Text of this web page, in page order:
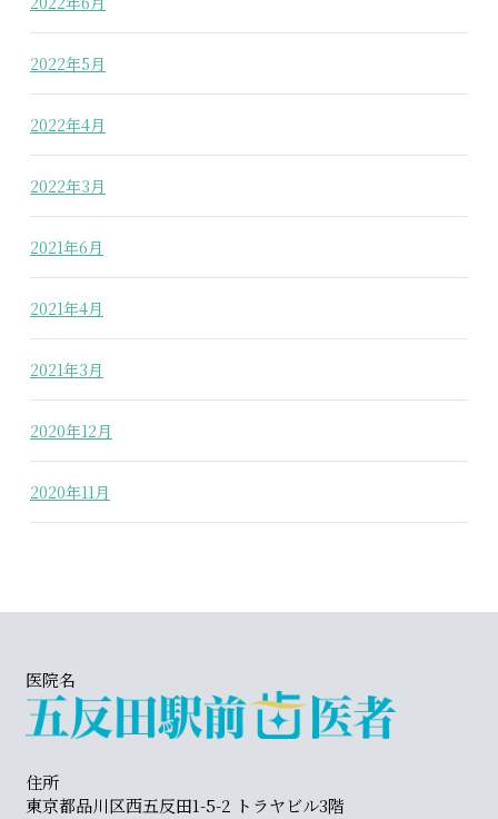
2022年5月
2022年4月
2022年3月
2021年6月
2021年4月
2021年3月
2020年12月
2020年11月
医院名
住所
東京都品川区西五反田1-5-2 トラヤビル3階